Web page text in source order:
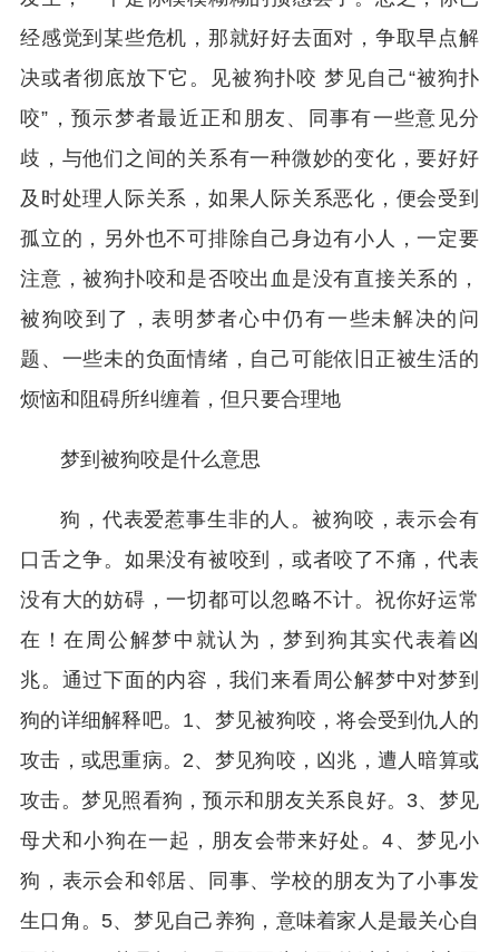
经感觉到某些危机，那就好好去面对，争取早点解
决或者彻底放下它。见被狗扑咬 梦见自己“被狗扑
咬”，预示梦者最近正和朋友、同事有一些意见分
歧，与他们之间的关系有一种微妙的变化，要好好
及时处理人际关系，如果人际关系恶化，便会受到
孤立的，另外也不可排除自己身边有小人，一定要
注意，被狗扑咬和是否咬出血是没有直接关系的，
被狗咬到了，表明梦者心中仍有一些未解决的问
题、一些未的负面情绪，自己可能依旧正被生活的
烦恼和阻碍所纠缠着，但只要合理地
梦到被狗咬是什么意思
狗，代表爱惹事生非的人。被狗咬，表示会有
口舌之争。如果没有被咬到，或者咬了不痛，代表
没有大的妨碍，一切都可以忽略不计。祝你好运常
在！在周公解梦中就认为，梦到狗其实代表着凶
兆。通过下面的内容，我们来看周公解梦中对梦到
狗的详细解释吧。1、梦见被狗咬，将会受到仇人的
攻击，或思重病。2、梦见狗咬，凶兆，遭人暗算或
攻击。梦见照看狗，预示和朋友关系良好。3、梦见
母犬和小狗在一起，朋友会带来好处。4、梦见小
狗，表示会和邻居、同事、学校的朋友为了小事发
生口角。5、梦见自己养狗，意味着家人是最关心自